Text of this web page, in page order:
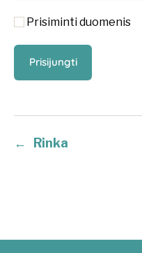
Prisiminti duomenis
← Rinka